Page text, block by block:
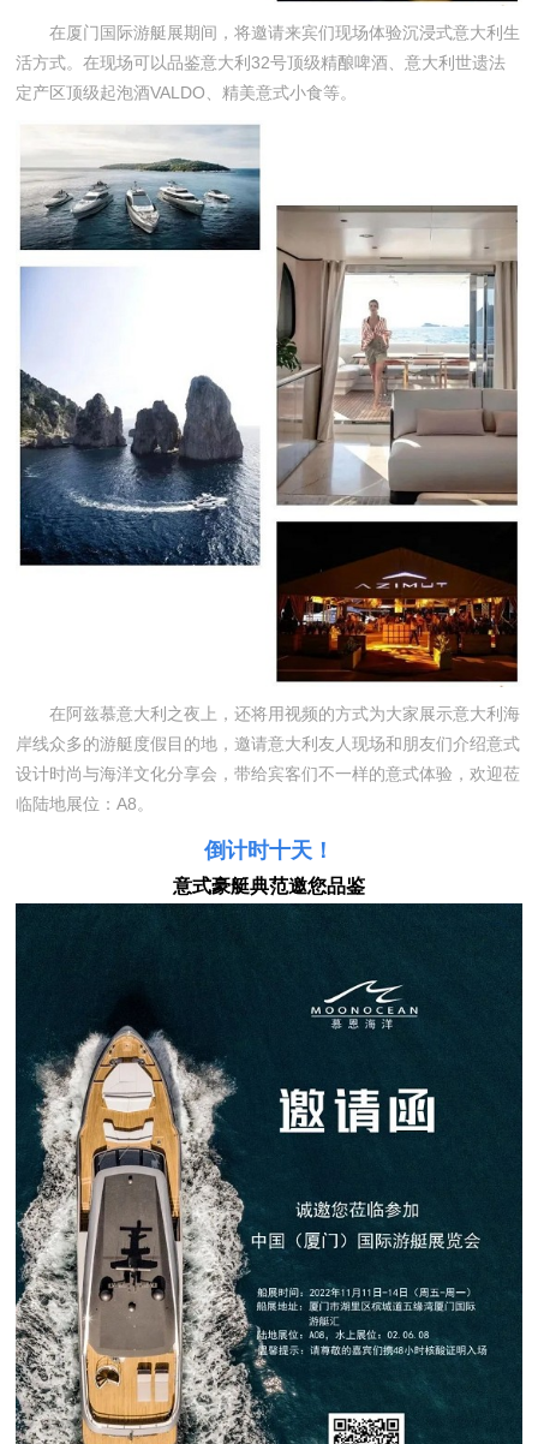
在厦门国际游艇展期间，将邀请来宾们现场体验沉浸式意大利生
活方式。在现场可以品鉴意大利32号顶级精酿啤酒、意大利世遗法
定产区顶级起泡酒VALDO、精美意式小食等。
在阿兹慕意大利之夜上，还将用视频的方式为大家展示意大利海
岸线众多的游艇度假目的地，邀请意大利友人现场和朋友们介绍意式
设计时尚与海洋文化分享会，带给宾客们不一样的意式体验，欢迎莅
临陆地展位：A8。
倒计时十天！
意式豪艇典范邀您品鉴